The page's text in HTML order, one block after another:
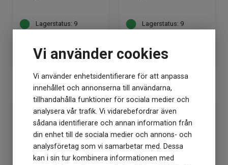
Vi använder cookies
Vi använder enhetsidentifierare för att anpassa
innehållet och annonserna till användarna,
tillhandahålla funktioner för sociala medier och
analysera vår trafik. Vi vidarebefordrar även
sådana identifierare och annan information från
din enhet till de sociala medier och annons- och
analysföretag som vi samarbetar med. Dessa
kan i sin tur kombinera informationen med
Lagerstatus: 9
KÖP
Lagerstatus: 9
kr
KÖP